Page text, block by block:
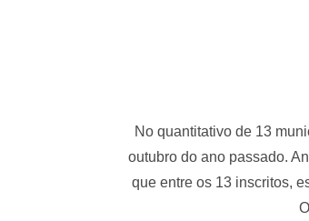
No quantitativo de 13
outubro do ano passado.
que entre os 13 inscritos,